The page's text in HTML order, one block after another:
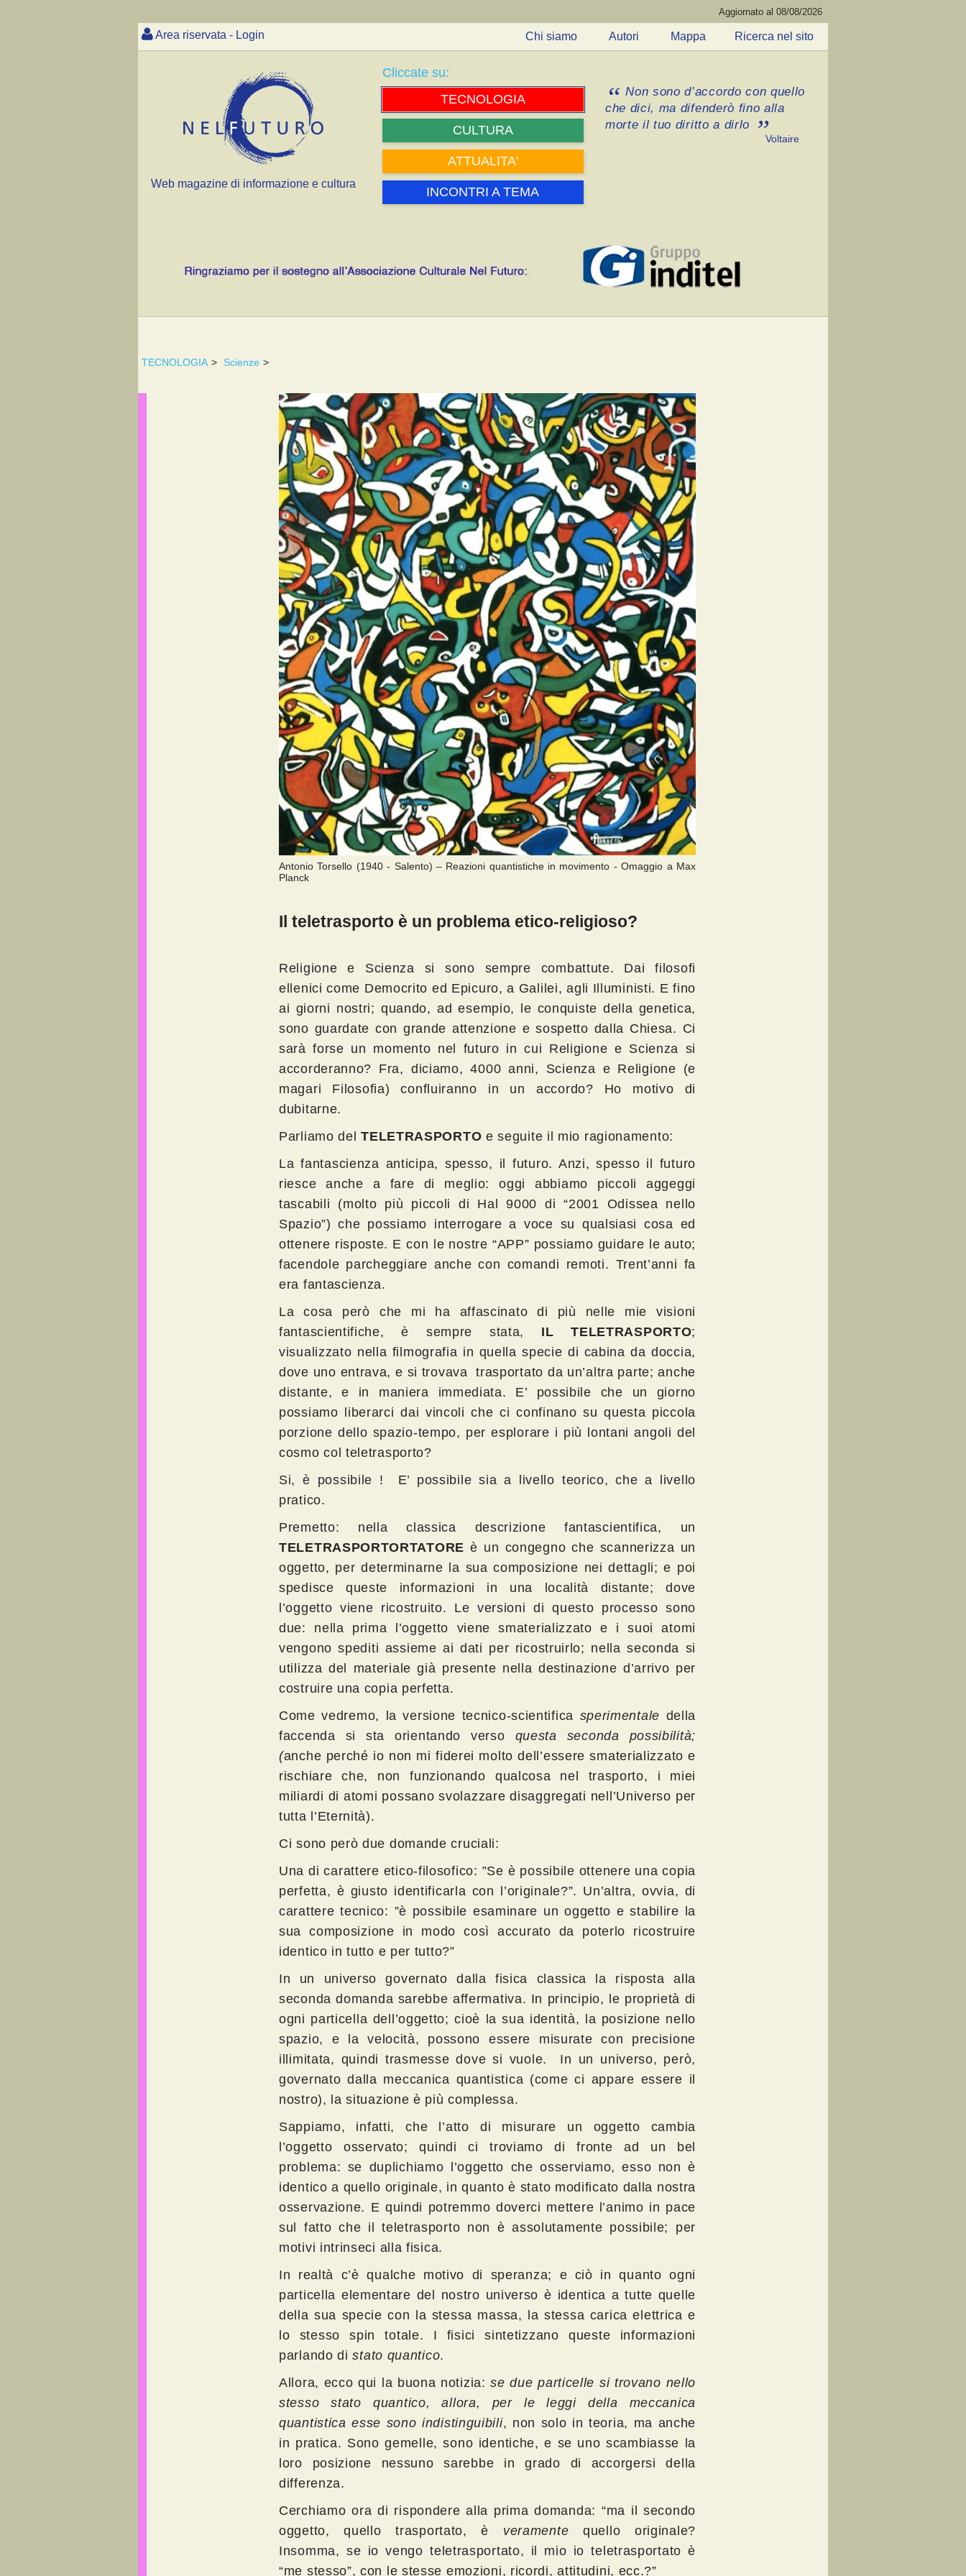
Aggiornato al 08/08/2026
Area riservata - Login Chi siamo Autori Mappa Ricerca nel sito
Web magazine di informazione e cultura
Cliccate su:
TECNOLOGIA
CULTURA
ATTUALITA'
INCONTRI A TEMA
Non sono d’accordo con quello
che dici, ma difenderò fino alla
morte il tuo diritto a dirlo
Voltaire
TECNOLOGIA > Scienze >
Antonio Torsello (1940 - Salento) – Reazioni quantistiche in movimento - Omaggio a Max
Planck
Il teletrasporto è un problema etico-religioso?
Religione e Scienza si sono sempre combattute. Dai filosofi
ellenici come Democrito ed Epicuro, a Galilei, agli Illuministi. E fino
ai giorni nostri; quando, ad esempio, le conquiste della genetica,
sono guardate con grande attenzione e sospetto dalla Chiesa. Ci
sarà forse un momento nel futuro in cui Religione e Scienza si
accorderanno? Fra, diciamo, 4000 anni, Scienza e Religione (e
magari Filosofia) confluiranno in un accordo? Ho motivo di
dubitarne.
Parliamo delTELETRASPORTO e seguite il mio ragionamento:
La fantascienza anticipa, spesso, il futuro. Anzi, spesso il futuro
riesce anche a fare di meglio: oggi abbiamo piccoli aggeggi
tascabili (molto più piccoli di Hal 9000 di “2001 Odissea nello
Spazio”) che possiamo interrogare a voce su qualsiasi cosa ed
ottenere risposte. E con le nostre “APP” possiamo guidare le auto;
facendole parcheggiare anche con comandi remoti. Trent’anni fa
era fantascienza.
La cosa però che mi ha affascinato di più nelle mie visioni
fantascientifiche, è sempre stata, IL TELETRASPORTO;
visualizzato nella filmografia in quella specie di cabina da doccia,
dove uno entrava, e si trovava trasportato da un’altra parte; anche
distante, e in maniera immediata. E’ possibile che un giorno
possiamo liberarci dai vincoli che ci confinano su questa piccola
porzione dello spazio-tempo, per esplorare i più lontani angoli del
cosmo col teletrasporto?
Si, è possibile ! E’ possibile sia a livello teorico, che a livello
pratico.
Premetto: nella classica descrizione fantascientifica, un
TELETRASPORTORTATORE è un congegno che scannerizza un
oggetto, per determinarne la sua composizione nei dettagli; e poi
spedisce queste informazioni in una località distante; dove
l’oggetto viene ricostruito. Le versioni di questo processo sono
due: nella prima l’oggetto viene smaterializzato e i suoi atomi
vengono spediti assieme ai dati per ricostruirlo; nella seconda si
utilizza del materiale già presente nella destinazione d’arrivo per
costruire una copia perfetta.
Come vedremo, la versione tecnico-scientifica sperimentale della
faccenda si sta orientando verso questa seconda possibilità;
(anche perché io non mi fiderei molto dell’essere smaterializzato e
rischiare che, non funzionando qualcosa nel trasporto, i miei
miliardi di atomi possano svolazzare disaggregati nell’Universo per
tutta l’Eternità).
Ci sono però due domande cruciali:
Una di carattere etico-filosofico: ”Se è possibile ottenere una copia
perfetta, è giusto identificarla con l’originale?”. Un’altra, ovvia, di
carattere tecnico: ”è possibile esaminare un oggetto e stabilire la
sua composizione in modo così accurato da poterlo ricostruire
identico in tutto e per tutto?”
In un universo governato dalla fisica classica la risposta alla
seconda domanda sarebbe affermativa. In principio, le proprietà di
ogni particella dell’oggetto; cioè la sua identità, la posizione nello
spazio, e la velocità, possono essere misurate con precisione
illimitata, quindi trasmesse dove si vuole. In un universo, però,
governato dalla meccanica quantistica (come ci appare essere il
nostro), la situazione è più complessa.
Sappiamo, infatti, che l’atto di misurare un oggetto cambia
l’oggetto osservato; quindi ci troviamo di fronte ad un bel
problema: se duplichiamo l’oggetto che osserviamo, esso non è
identico a quello originale, in quanto è stato modificato dalla nostra
osservazione. E quindi potremmo doverci mettere l’animo in pace
sul fatto che il teletrasporto non è assolutamente possibile; per
motivi intrinseci alla fisica.
In realtà c’è qualche motivo di speranza; e ciò in quanto ogni
particella elementare del nostro universo è identica a tutte quelle
della sua specie con la stessa massa, la stessa carica elettrica e
lo stesso spin totale. I fisici sintetizzano queste informazioni
parlando distato quantico.
Allora, ecco qui la buona notizia:se due particelle si trovano nello
stesso stato quantico, allora, per le leggi della meccanica
quantistica esse sono indistinguibili, non solo in teoria, ma anche
in pratica. Sono gemelle, sono identiche, e se uno scambiasse la
loro posizione nessuno sarebbe in grado di accorgersi della
differenza.
Cerchiamo ora di rispondere alla prima domanda: “ma il secondo
oggetto, quello trasportato, è veramente quello originale?
Insomma, se io vengo teletrasportato, il mio io teletrasportato è
“me stesso”, con le stesse emozioni, ricordi, attitudini, ecc.?”